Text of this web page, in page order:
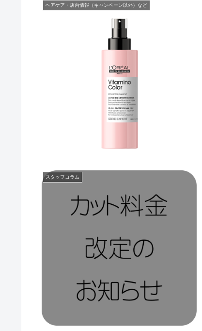
ヘアケア・店内情報（キャンペーン以外）など
スタッフコラム